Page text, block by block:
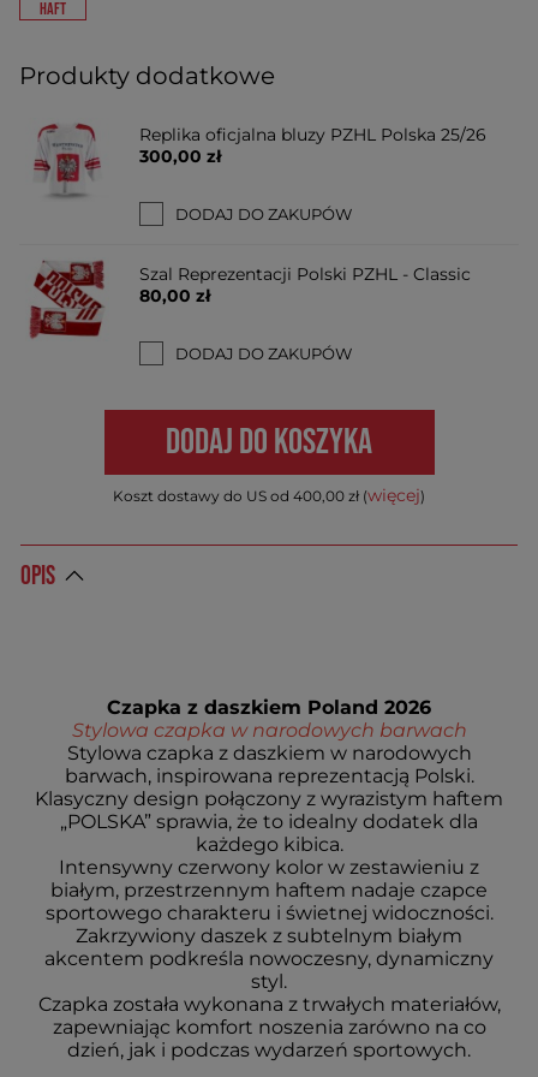
HAFT
Produkty dodatkowe
Replika oficjalna bluzy PZHL Polska 25/26
300,00 zł
DODAJ DO ZAKUPÓW
Szal Reprezentacji Polski PZHL - Classic
80,00 zł
DODAJ DO ZAKUPÓW
DODAJ DO KOSZYKA
Koszt dostawy do US od 400,00 zł (więcej)
OPIS
Czapka z daszkiem Poland 2026
Stylowa czapka w narodowych barwach
Stylowa czapka z daszkiem w narodowych
barwach, inspirowana reprezentacją Polski.
Klasyczny design połączony z wyrazistym haftem
„POLSKA” sprawia, że to idealny dodatek dla
każdego kibica.
Intensywny czerwony kolor w zestawieniu z
białym, przestrzennym haftem nadaje czapce
sportowego charakteru i świetnej widoczności.
Zakrzywiony daszek z subtelnym białym
akcentem podkreśla nowoczesny, dynamiczny
styl.
Czapka została wykonana z trwałych materiałów,
zapewniając komfort noszenia zarówno na co
dzień, jak i podczas wydarzeń sportowych.